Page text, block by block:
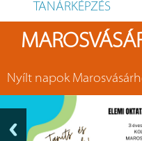
TANÁRKÉPZÉS
Nyílt napok